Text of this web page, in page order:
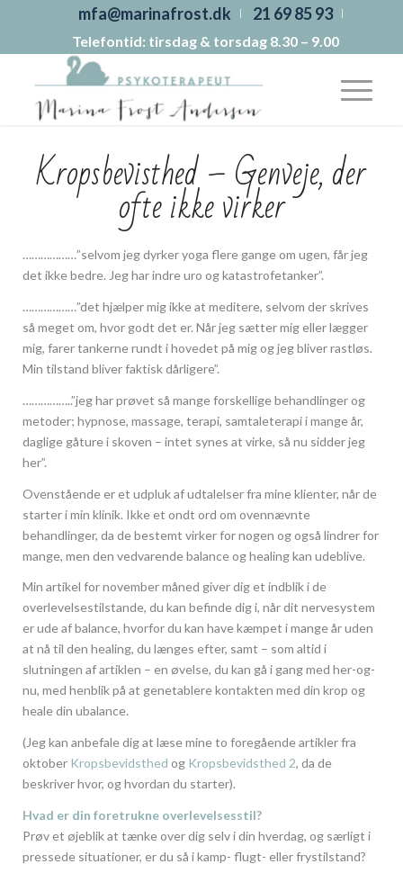
mfa@marinafrost.dk 21 69 85 93
Telefontid: tirsdag & torsdag 8.30 – 9.00
Kropsbevisthed – Genveje, der
ofte ikke virker
………………”selvom jeg dyrker yoga flere gange om ugen, får jeg
det ikke bedre. Jeg har indre uro og katastrofetanker”.
………………”det hjælper mig ikke at meditere, selvom der skrives
så meget om, hvor godt det er. Når jeg sætter mig eller lægger
mig, farer tankerne rundt i hovedet på mig og jeg bliver rastløs.
Min tilstand bliver faktisk dårligere”.
……………..”jeg har prøvet så mange forskellige behandlinger og
metoder; hypnose, massage, terapi, samtaleterapi i mange år,
daglige gåture i skoven – intet synes at virke, så nu sidder jeg
her”.
Ovenstående er et udpluk af udtalelser fra mine klienter, når de
starter i min klinik. Ikke et ondt ord om ovennævnte
behandlinger, da de bestemt virker for nogen og også lindrer for
mange, men den vedvarende balance og healing kan udeblive.
Min artikel for november måned giver dig et indblik i de
overlevelsestilstande, du kan befinde dig i, når dit nervesystem
er ude af balance, hvorfor du kan have kæmpet i mange år uden
at nå til den healing, du længes efter, samt – som altid i
slutningen af artiklen – en øvelse, du kan gå i gang med her-og-
nu, med henblik på at genetablere kontakten med din krop og
heale din ubalance.
(Jeg kan anbefale dig at læse mine to foregående artikler fra
oktober Kropsbevidsthed og Kropsbevidsthed 2, da de
beskriver hvor, og hvordan du starter).
Hvad er din foretrukne overlevelsesstil?
Prøv et øjeblik at tænke over dig selv i din hverdag, og særligt i
pressede situationer, er du så i kamp- flugt- eller frystilstand?